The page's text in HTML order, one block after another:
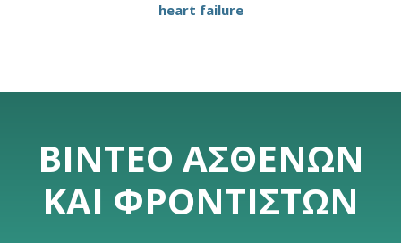
heart failure
ΒΊΝΤΕΟ ΑΣΘΕΝΏΝ
ΚΑΙ ΦΡΟΝΤΙΣΤΏΝ